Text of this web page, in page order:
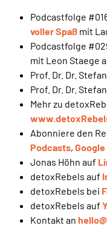
Podcastfolge
voller Spaß mit
Podcastfolge
mit Leon Staege
Prof. Dr. Dr.
Prof. Dr. Dr.
Mehr zu
Abonniere den
Podcasts,
Jonas Höhn auf
detoxRebels auf
detoxRebels bei
detoxRebels auf
Kontakt an